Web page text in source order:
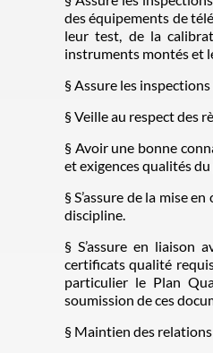
des équipements de
leur test, de la
instruments montés et
§ Assure les
§ Veille au respect des
§ Avoir une bonne
et exigences qualités
§ S’assure de la mise
discipline.
§ S’assure en liaison
certificats qualité
particulier le Plan
soumission de ces
§ Maintien des